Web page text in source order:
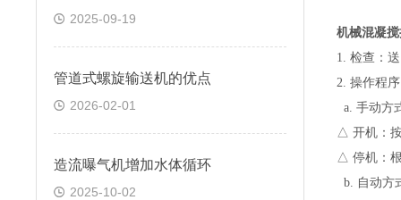
2025-09-19
管道式螺旋输送机的优点
2026-02-01
造流曝气机增加水体循环
2025-10-02
机械混凝
1. 检查：
2. 操作程
a. 手动方
△ 开机：
△ 停机：
b. 自动方